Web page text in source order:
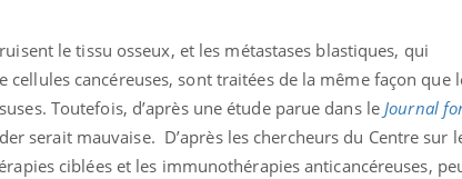
le tissu osseux, et les métastases blastiques, qui
cancéreuses, sont traitées de la même façon que
Toutefois, d’après une étude parue dans leJournal
serait mauvaise. D’après les chercheurs du Centre sur
ciblées et les immunothérapies anticancéreuses,
Cancer colorectal : une
stratégie simple aurait
changé la donne au Pays
basque
Cytomégalovirus
change dans la
charge des
enceintes